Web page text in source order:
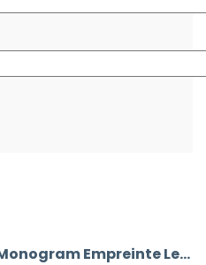
A+ Louis Vuitton Junot Monogram Empreinte Leather